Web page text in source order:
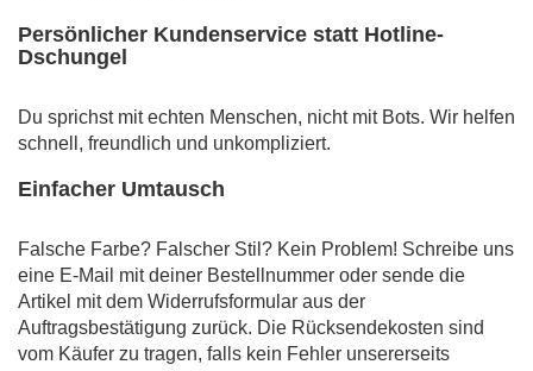
Persönlicher Kundenservice statt Hotline-
Dschungel
Du sprichst mit echten Menschen, nicht mit Bots. Wir helfen
schnell, freundlich und unkompliziert.
Einfacher Umtausch
Falsche Farbe? Falscher Stil? Kein Problem! Schreibe uns
eine E-Mail mit deiner Bestellnummer oder sende die
Artikel mit dem Widerrufsformular aus der
Auftragsbestätigung zurück. Die Rücksendekosten sind
vom Käufer zu tragen, falls kein Fehler unsererseits